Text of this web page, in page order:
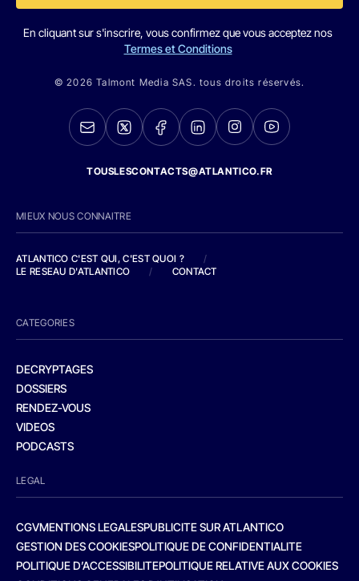
En cliquant sur s'inscrire, vous confirmez que vous acceptez nos
Termes et Conditions
© 2026 Talmont Media SAS. tous droits réservés.
TOUSLESCONTACTS@ATLANTICO.FR
MIEUX NOUS CONNAITRE
ATLANTICO C'EST QUI, C'EST QUOI ?
/
LE RESEAU D'ATLANTICO
/ CONTACT
CATEGORIES
DECRYPTAGES
DOSSIERS
RENDEZ-VOUS
VIDEOS
PODCASTS
LEGAL
CGVMENTIONS LEGALESPUBLICITE SUR ATLANTICO
GESTION DES COOKIESPOLITIQUE DE CONFIDENTIALITE
POLITIQUE D’ACCESSIBILITEPOLITIQUE RELATIVE AUX COOKIES